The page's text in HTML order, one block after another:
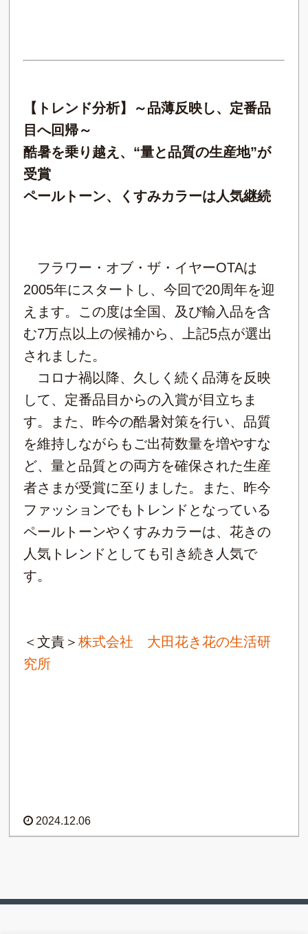
【トレンド分析】～品薄反映し、定番品
目へ回帰～
酷暑を乗り越え、“量と品質の生産地”が
受賞
ペールトーン、くすみカラーは人気継続
フラワー・オブ・ザ・イヤーOTAは
2005年にスタートし、今回で20周年を迎
えます。この度は全国、及び輸入品を含
む7万点以上の候補から、上記5点が選出
されました。
コロナ禍以降、久しく続く品薄を反映
して、定番品目からの入賞が目立ちま
す。また、昨今の酷暑対策を行い、品質
を維持しながらもご出荷数量を増やすな
ど、量と品質との両方を確保された生産
者さまが受賞に至りました。また、昨今
ファッションでもトレンドとなっている
ペールトーンやくすみカラーは、花きの
人気トレンドとしても引き続き人気で
す。
＜文責＞株式会社 大田花き花の生活研
究所
2024.12.06